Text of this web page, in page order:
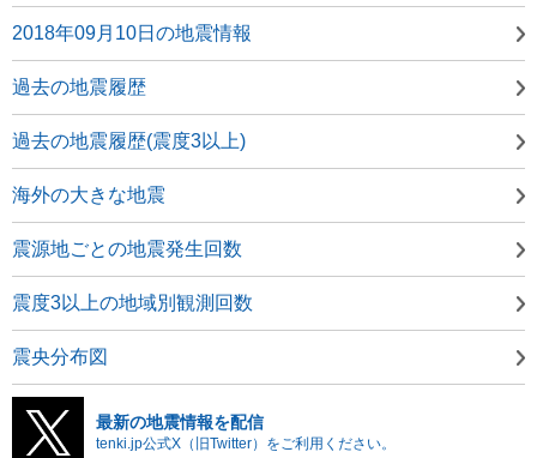
2018年09月10日の地震情報
過去の地震履歴
過去の地震履歴(震度3以上)
海外の大きな地震
震源地ごとの地震発生回数
震度3以上の地域別観測回数
震央分布図
最新の地震情報を配信
tenki.jp公式X（旧Twitter）をご利用ください。